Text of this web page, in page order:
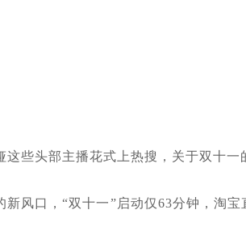
些头部主播花式上热搜，关于双十一
风口，“双十一”启动仅63分钟，淘